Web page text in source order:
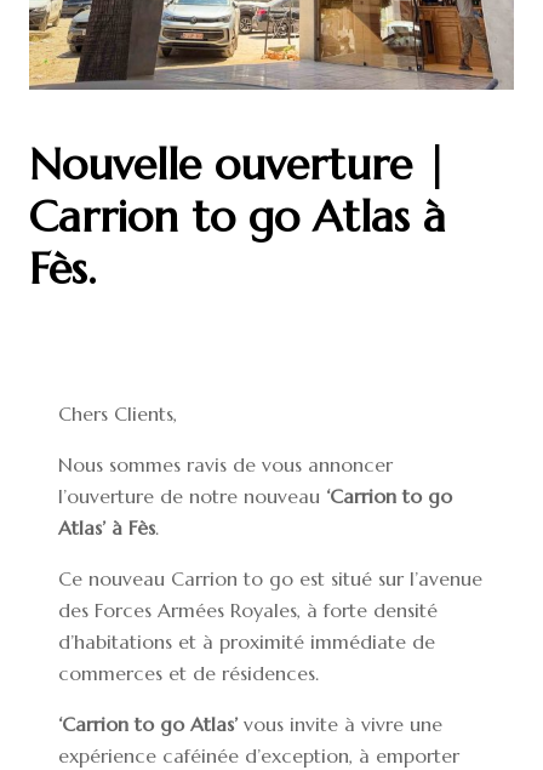
Nouvelle ouverture |
Carrion to go Atlas à
Fès.
Chers Clients,
Nous sommes ravis de vous annoncer
l’ouverture de notre nouveau ‘Carrion to go
Atlas’à Fès.
Ce nouveau Carrion to go est situé sur l’avenue
des Forces Armées Royales, à forte densité
d’habitations et à proximité immédiate de
commerces et de résidences.
‘Carrion to go Atlas’vous invite à vivre une
expérience caféinée d’exception, à emporter